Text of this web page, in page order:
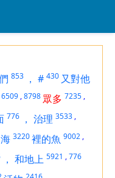
853 ， # 430 又對他
6509 ,8798 眾多 7235 ,
776 ， 治理 3533 ,
海 3220裡的魚 9002 ,
， 和地上 5921 ,776